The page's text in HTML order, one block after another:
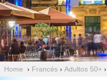
Home › Francés › Adultos 50+ ›